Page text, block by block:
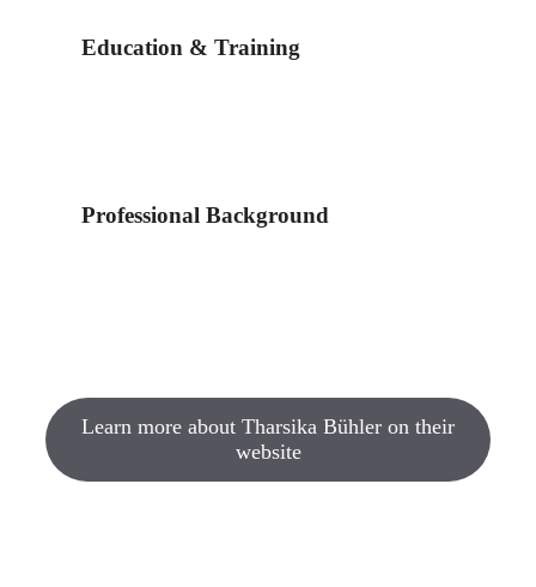
Education & Training
Professional Background
Learn more about Tharsika Bühler on their
website